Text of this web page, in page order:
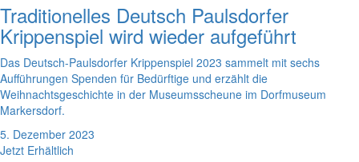
Traditionelles Deutsch Paulsdorfer
Krippenspiel wird wieder aufgeführt
Das Deutsch-Paulsdorfer Krippenspiel 2023 sammelt mit sechs
Aufführungen Spenden für Bedürftige und erzählt die
Weihnachtsgeschichte in der Museumsscheune im Dorfmuseum
Markersdorf.
5. Dezember 2023
Jetzt Erhältlich